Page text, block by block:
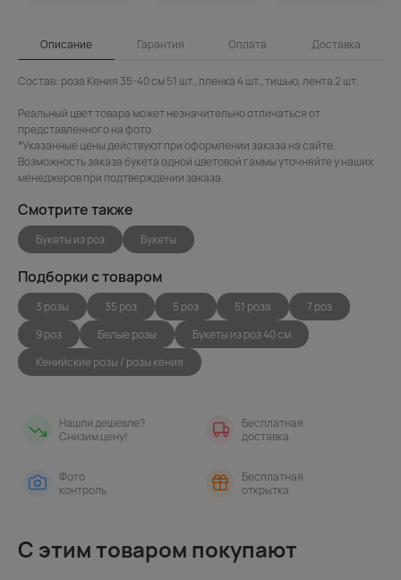
Описание Гарантия Оплата Доставка
Состав: роза Кения 35-40 см 51 шт., пленка 4 шт., тишью, лента 2 шт.
Реальный цвет товара может незначительно отличаться от
представленного на фото.
*Указанные цены действуют при оформлении заказа на сайте.
Возможность заказа букета одной цветовой гаммы уточняйте у наших
менеджеров при подтверждении заказа.
Смотрите также
Букеты из роз Букеты
Подборки с товаром
3 розы 35 роз 5 роз 51 роза
7 роз
9 роз
Белые розы
Букеты из роз 40 см
Кенийские розы / розы кения
Нашли дешевле?
Снизим цену!
Бесплатная
доставка
Фото
контроль
Бесплатная
открытка
С этим товаром покупают